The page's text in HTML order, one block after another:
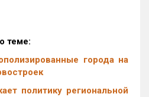
теме:
города на
политику региональной